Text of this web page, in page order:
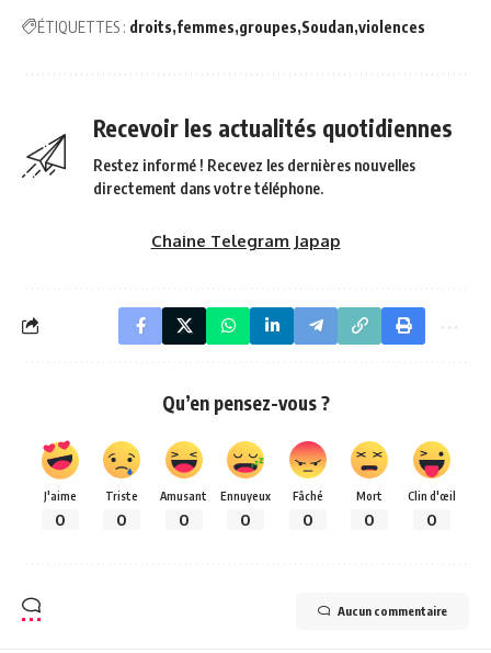
ÉTIQUETTES : droits femmes groupes Soudan violences
Recevoir les actualités quotidiennes
Restez informé ! Recevez les dernières nouvelles
directement dans votre téléphone.
Chaine Telegram Japap
Qu’en pensez-vous ?
J'aime
0
Triste
0
Amusant
0
Ennuyeux
0
Fâché
0
Mort
0
Clin d'œil
0
Aucun commentaire